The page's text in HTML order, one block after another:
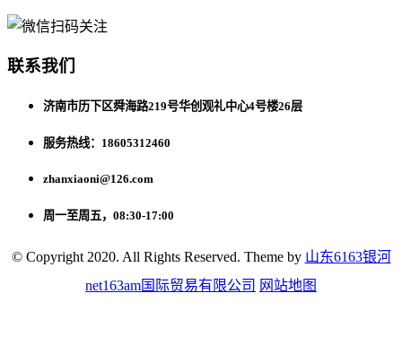
联系我们
济南市历下区舜海路219号华创观礼中心4号楼26层
服务热线：18605312460
zhanxiaoni@126.com
周一至周五，08:30-17:00
© Copyright 2020. All Rights Reserved. Theme by 山东6163银河
net163am国际贸易有限公司 网站地图